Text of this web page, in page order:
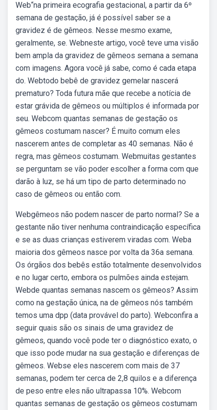
Web“na primeira ecografia gestacional, a partir da 6º
semana de gestação, já é possível saber se a
gravidez é de gêmeos. Nesse mesmo exame,
geralmente, se. Webneste artigo, você teve uma visão
bem ampla da gravidez de gêmeos semana a semana
com imagens. Agora você já sabe, como é cada etapa
do. Webtodo bebê de gravidez gemelar nascerá
prematuro? Toda futura mãe que recebe a notícia de
estar grávida de gêmeos ou múltiplos é informada por
seu. Webcom quantas semanas de gestação os
gêmeos costumam nascer? É muito comum eles
nascerem antes de completar as 40 semanas. Não é
regra, mas gêmeos costumam. Webmuitas gestantes
se perguntam se vão poder escolher a forma com que
darão à luz, se há um tipo de parto determinado no
caso de gêmeos ou então com.
Webgêmeos não podem nascer de parto normal? Se a
gestante não tiver nenhuma contraindicação específica
e se as duas crianças estiverem viradas com. Weba
maioria dos gêmeos nasce por volta da 36a semana.
Os órgãos dos bebês estão totalmente desenvolvidos
e no lugar certo, embora os pulmões ainda estejam.
Webde quantas semanas nascem os gêmeos? Assim
como na gestação única, na de gêmeos nós também
temos uma dpp (data provável do parto). Webconfira a
seguir quais são os sinais de uma gravidez de
gêmeos, quando você pode ter o diagnóstico exato, o
que isso pode mudar na sua gestação e diferenças de
gêmeos. Webse eles nascerem com mais de 37
semanas, podem ter cerca de 2,8 quilos e a diferença
de peso entre eles não ultrapassa 10%. Webcom
quantas semanas de gestação os gêmeos costumam